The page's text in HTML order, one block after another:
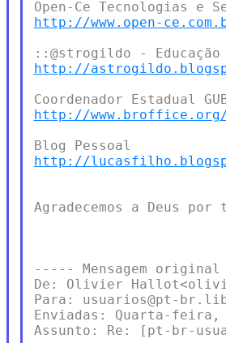
http://www.open-
http://
http://www.broffice.org/
http://
Agradecemos a Deus por
----- Mensagem
De: Olivier
Para: usuarios@pt-
Enviadas: Quarta-
Assunto: Re: [pt-br-